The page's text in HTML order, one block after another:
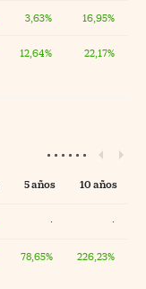
3,63% 16,95%
12,64% 22,17%
5 años 10 años
· ·
78,65% 226,23%